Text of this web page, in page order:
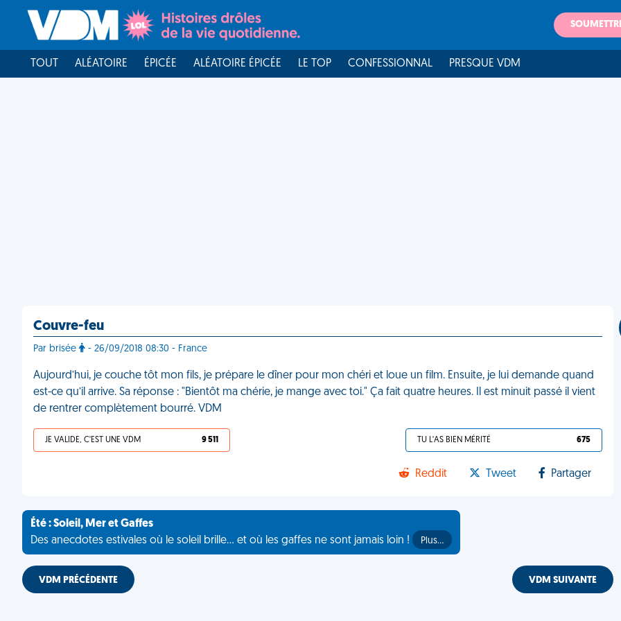
TOUT ALÉATOIRE ÉPICÉE ALÉATOIRE ÉPICÉE LE TOP CONFESSIONNAL PRESQUE VDM
Couvre-feu
Par brisée - 26/09/2018 08:30 - France
Aujourd’hui, je couche tôt mon fils, je prépare le dîner pour mon chéri et loue un film. Ensuite, je lui demande quand
est-ce qu’il arrive. Sa réponse : "Bientôt ma chérie, je mange avec toi." Ça fait quatre heures. Il est minuit passé il vient
de rentrer complètement bourré. VDM
JE VALIDE, C'EST UNE VDM 9 511 TU L'AS BIEN MÉRITÉ 675
Reddit Tweet Partager
Été : Soleil, Mer et Gaffes
Des anecdotes estivales où le soleil brille... et où les gaffes ne sont jamais loin !
Plus…
VDM PRÉCÉDENTE VDM SUIVANTE